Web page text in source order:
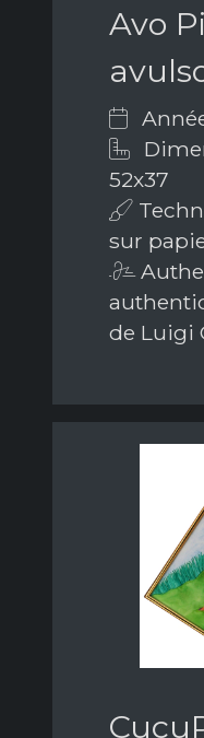
Avo
52x37
sur
de Luigi